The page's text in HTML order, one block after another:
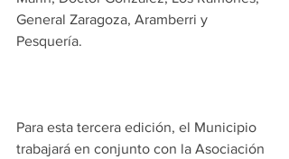
General Zaragoza, Aramberri y
Pesquería.
Para esta tercera edición, el Municipio
trabajará en conjunto con la Asociación